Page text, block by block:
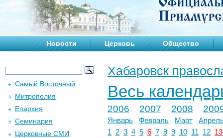
Новости Церковь Общество
Хабаровск
Весь
2006 2007 2008
Январь Февраль Март
1
2 3 4 5 6 7 8 9 10 11 12 13
Самый Восточный
Митрополия
Епархия
Семинария
Церковные СМИ